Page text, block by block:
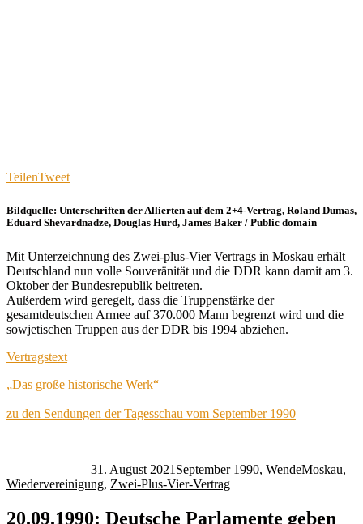
TeilenTweet
Bildquelle: Unterschriften der Allierten auf dem 2+4-Vertrag, Roland Dumas,
Eduard Shevardnadze, Douglas Hurd, James Baker / Public domain
Mit Unterzeichnung des Zwei-plus-Vier Vertrags in Moskau erhält
Deutschland nun volle Souveränität und die DDR kann damit am 3.
Oktober der Bundesrepublik beitreten.
Außerdem wird geregelt, dass die Truppenstärke der
gesamtdeutschen Armee auf 370.000 Mann begrenzt wird und die
sowjetischen Truppen aus der DDR bis 1994 abziehen.
Vertragstext
„Das große historische Werk“
zu den Sendungen der Tagesschau vom September 1990
31. August 2021 September 1990, WendeMoskau,
Wiedervereinigung, Zwei-Plus-Vier-Vertrag
20.09.1990: Deutsche Parlamente geben